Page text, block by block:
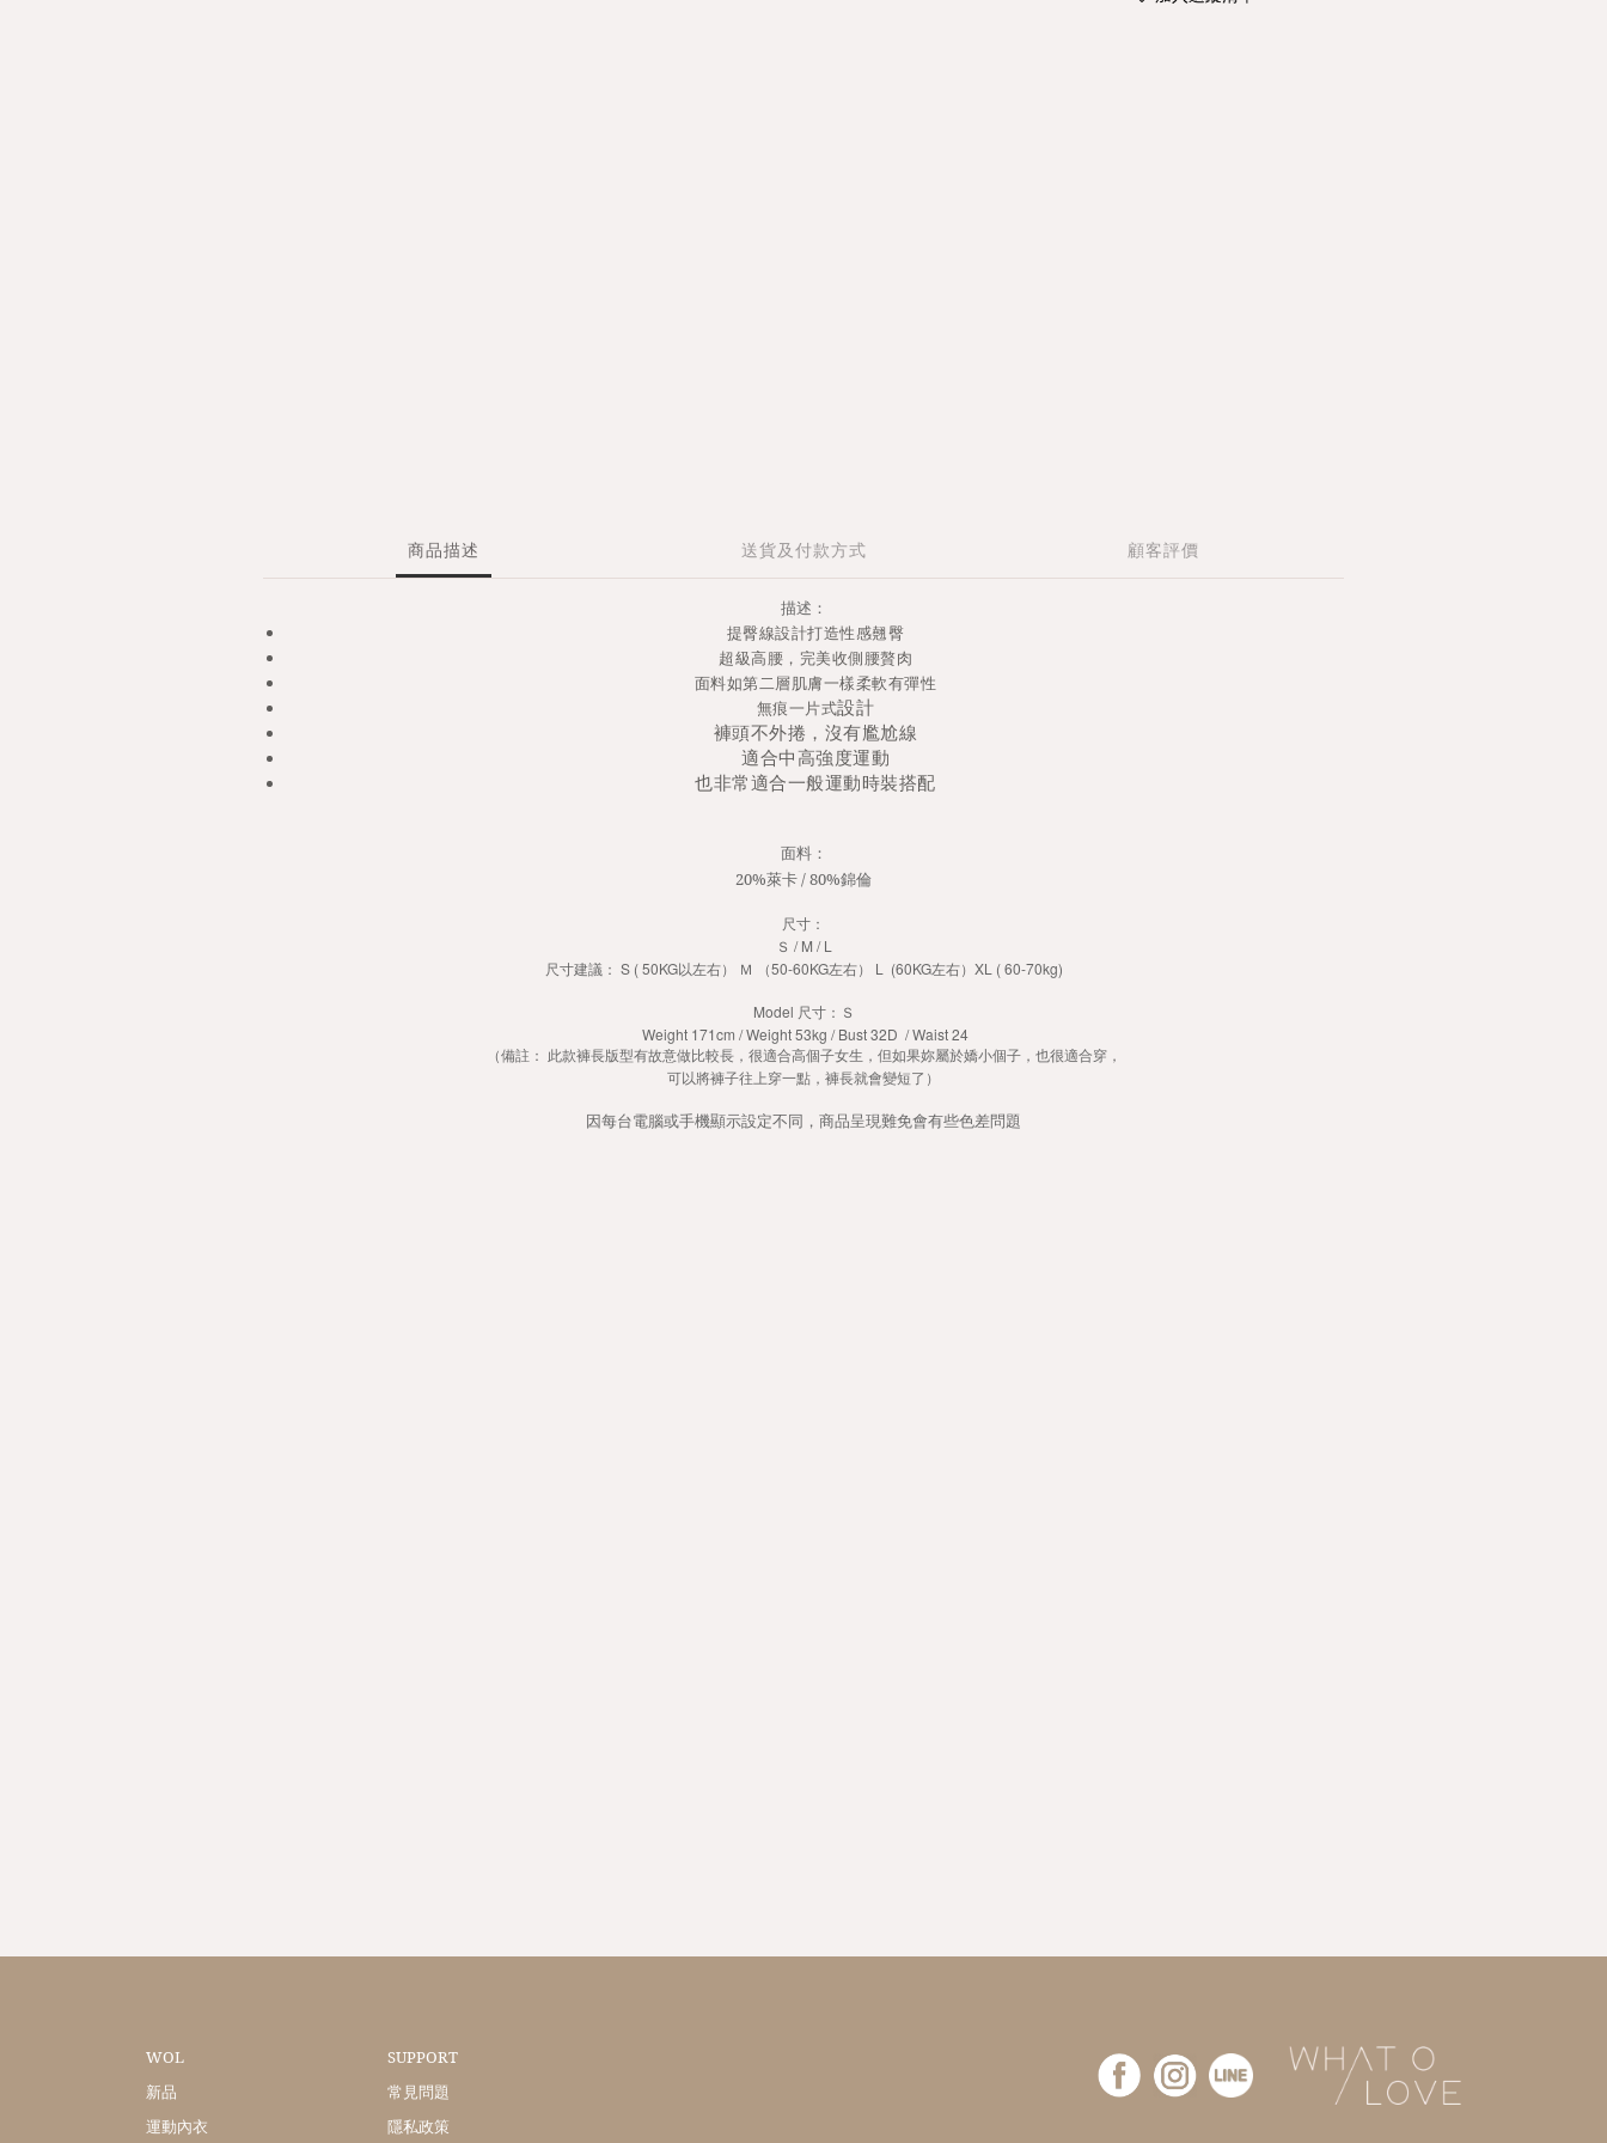
商品描述 送貨及付款方式 顧客評價
描述：
提臀線設計打造性感翹臀
超級高腰，完美收側腰贅肉
面料如第二層肌膚一樣柔軟有彈性
無痕一片式設計
褲頭不外捲，沒有尷尬線
適合中高強度運動
也非常適合一般運動時裝搭配
面料：
20%萊卡 / 80%錦倫
尺寸：
Ｓ / M / L
尺寸建議： S ( 50KG以左右） Ｍ （50-60KG左右） L (60KG左右）XL ( 60-70kg)
Model 尺寸：Ｓ
Weight 171cm / Weight 53kg / Bust 32D / Waist 24
（備註： 此款褲長版型有故意做比較長，很適合高個子女生，但如果妳屬於嬌小個子，也很適合穿，
可以將褲子往上穿一點，褲長就會變短了）
因每台電腦或手機顯示設定不同，商品呈現難免會有些色差問題
WOL
新品
運動內衣
SUPPORT
常見問題
隱私政策